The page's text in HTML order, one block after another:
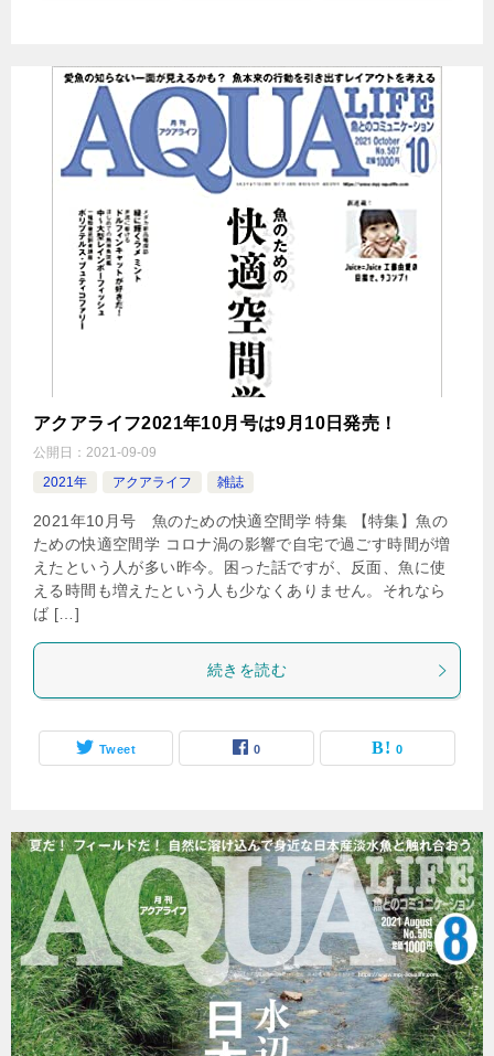
アクアライフ2021年10月号は9月10日発売！
公開日： 2021-09-09
2021年
アクアライフ 雑誌
2021年10月号 魚のための快適空間学 特集 【特集】魚の
ための快適空間学 コロナ渦の影響で自宅で過ごす時間が増
えたという人が多い昨今。困った話ですが、反面、魚に使
える時間も増えたという人も少なくありません。それなら
ば […]
続きを読む
Tweet 0 0